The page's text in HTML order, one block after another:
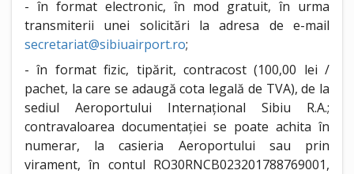
- în format electronic, în mod gratuit, în urma
transmiterii unei solicitări la adresa de e-mail
secretariat@sibiuairport.ro;
- în format fizic, tipărit, contracost (100,00 lei /
pachet, la care se adaugă cota legală de TVA), de la
sediul Aeroportului Internațional Sibiu R.A.;
contravaloarea documentației se poate achita în
numerar, la casieria Aeroportului sau prin
virament, în contul RO30RNCB023201788769001,